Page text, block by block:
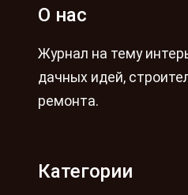
О нас
Журнал на тему
дачных идей,
ремонта.
Категории